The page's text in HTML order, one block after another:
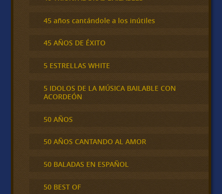
45 años cantándole a los inútiles
45 AÑOS DE ÉXITO
5 ESTRELLAS WHITE
5 IDOLOS DE LA MÚSICA BAILABLE CON
ACORDEÓN
50 AÑOS
50 AÑOS CANTANDO AL AMOR
50 BALADAS EN ESPAÑOL
50 BEST OF